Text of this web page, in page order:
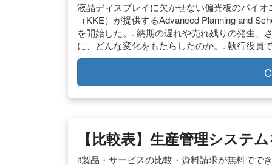
液晶ディスプレイに欠かせない偏光板のパイ
（KKE）が提供するAdvanced Planning and
を開始した。. 納期の遅れや売れ残りの発生、
に、どんな変化をもたらしたのか。. 執行役
【比較表】生産管理システ
it製品・サービスの比較・資料請求が無料でで